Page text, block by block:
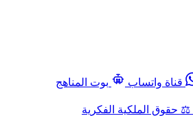
قناة واتساب
بوت المناهج
⚖️ حقوق الملكية الفكرية